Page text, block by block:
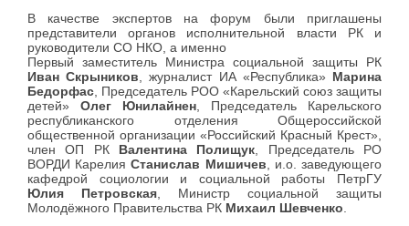
В качестве экспертов на форум были приглашены
представители органов исполнительной власти РК и
руководители СО НКО, а именно
Первый заместитель Министра социальной защиты РК
Иван Скрыников , журналист ИА «Республика» Марина
Бедорфас , Председатель РОО «Карельский союз защиты
детей» Олег Юнилайнен , Председатель Карельского
республиканского отделения Общероссийской
общественной организации «Российский Красный Крест»,
член ОП РК Валентина Полищук , Председатель РО
ВОРДИ КарелияСтанислав Мишичев , и.о. заведующего
кафедрой социологии и социальной работы ПетрГУ
Юлия Петровская , Министр социальной защиты
Молодёжного Правительства РК Михаил Шевченко